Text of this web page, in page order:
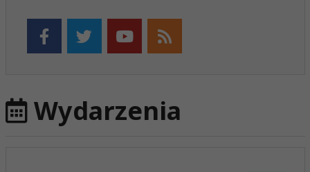
Wydarzenia